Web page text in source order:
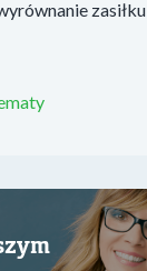
zasiłku